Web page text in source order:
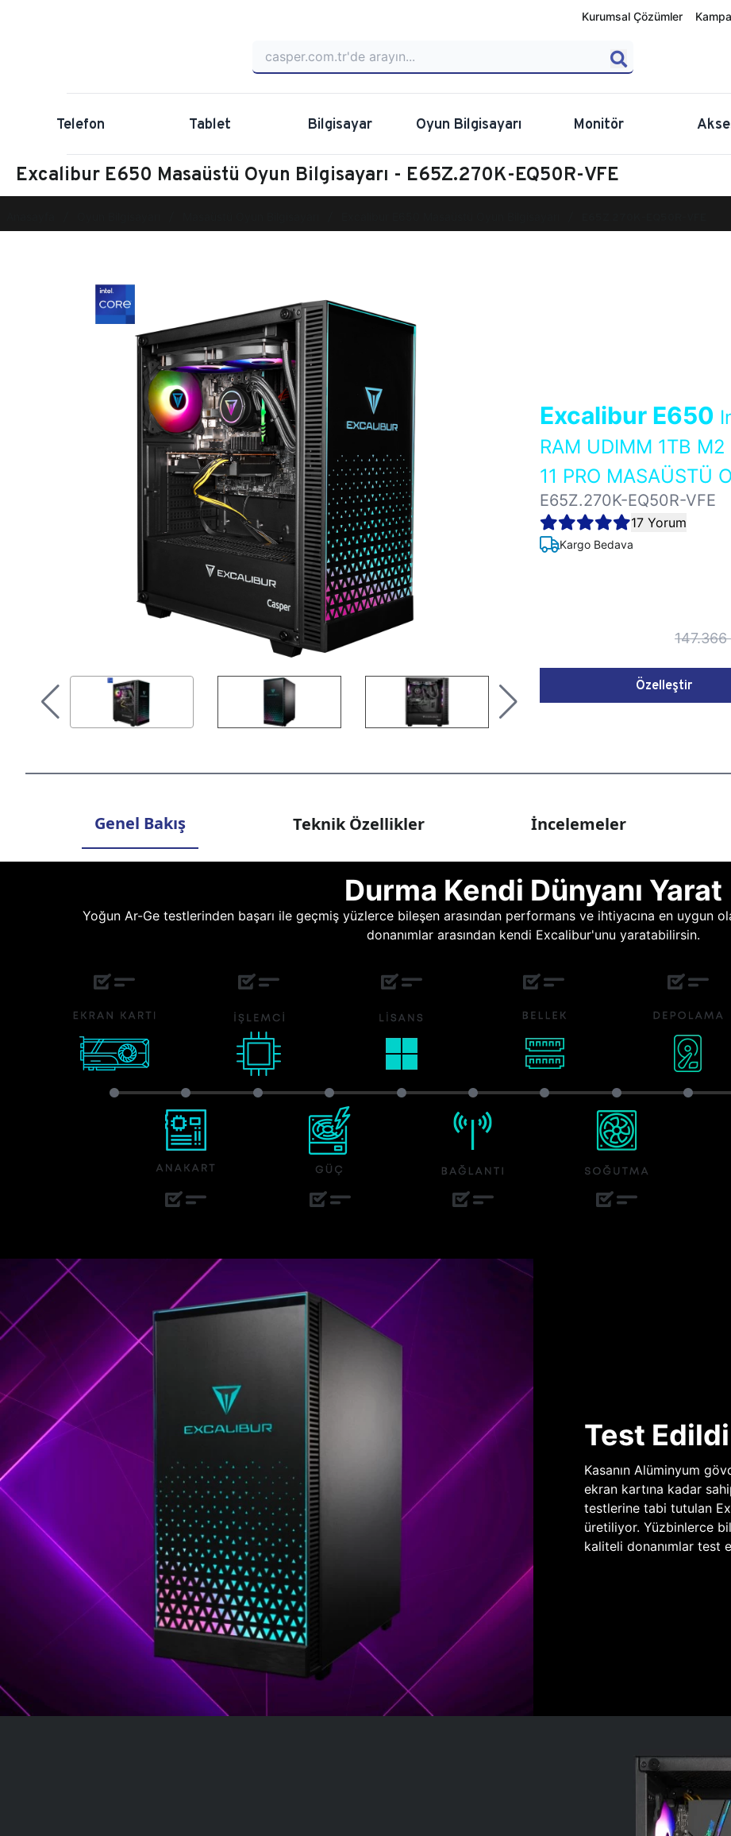
Kurumsal Çözümler
Telefon Tablet Bilgisayar Oyun Bilgisayarı Monitör
Excalibur E650 Masaüstü Oyun Bilgisayarı - E65Z.270K-EQ50R-VFE
Excalibur E650
RAM UDIMM 1TB
11 PRO MASAÜSTÜ
E65Z.270K-EQ50R-VFE
17 Yorum
Kargo Bedava
147.366
Özelleştir
Genel Bakış Teknik Özellikler İncelemeler
Durma Kendi Dünyanı Yarat
Yoğun Ar-Ge testlerinden başarı ile geçmiş yüzlerce bileşen arasından performans ve ihtiyacına en uygun
donanımlar arasından kendi Excalibur'unu yaratabilirsin.
Test
Kasanın Alüminyum
ekran kartına kadar
testlerine tabi tutulan
üretiliyor. Yüzbinlerce
kaliteli donanımlar test